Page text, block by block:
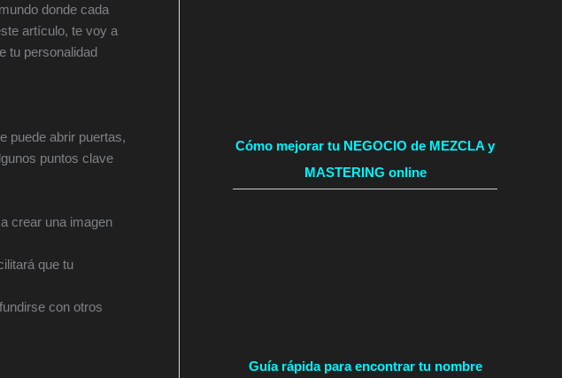
donde cada
artículo, te voy a
tu personalidad
puede abrir puertas,
puntos clave
crear una imagen
que tu
con otros
Cómo mejorar tu NEGOCIO de MEZCLA y
MASTERING online
Guía rápida para encontrar tu nombre